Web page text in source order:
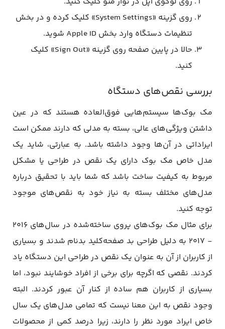
روی گزینه «System Settings» کلیک کرده و در بخش
تنظیمات دستگاه وارد بخش Apple ID شوید.
حالا در پایین صفحه روی گزینه «Sign Out» کلیک
کنید.
بررسی نقص‌های دستگاه
مک‌ بوک‌ها سیستم‌هایی فوق‌العاده هستند که در عین
داشتن ویژگی‌های عالی، بسته به مدلی که دارند ممکن است
ایراداتی در آن‌ها وجود داشته باشد. به عبارتی، شاید یک
مدل خاص مک‌ بوک دارای یک نقص در طراحی یا مشکل
مربوط به کیفیت ساخت باشد که شما باید با تحقیق درباره
مدل‌های مختلف بسته به نیاز خود به نقص‌های موجود
توجه کنید.
برای مثال مک‌ بوک‌های پروی ساخته‌شده در سال‌های ۲۰۱۶
- ۲۰۱۷ به دلیل طراحی بد صفحه‌کلید بدنام شدند و بسیاری
از کاربران از آن به عنوان یک نقص در طراحی این دستگاه یاد
کردند. نقصی که اگرچه برای برخی از افراد خوشایند نبود، اما
بسیاری از کاربران هم ساده از کنار آن عبور کردند. البته
وجود نقص به این معنا نیست که تمامی مدل‌های یک سال
خاص ایراد مورد نظر را دارند، زیرا درصد کمی از محصولات